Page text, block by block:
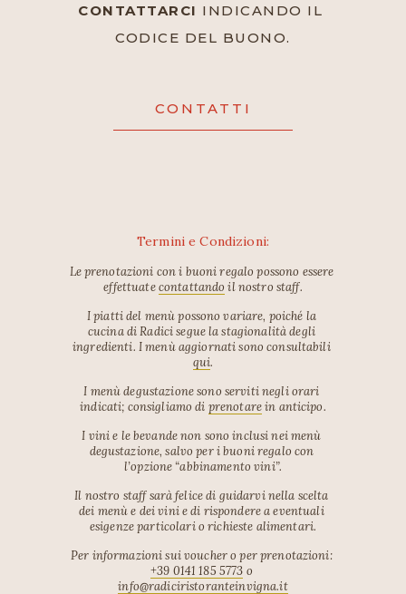
CONTATTARCI INDICANDO IL
CODICE DEL BUONO.
CONTATTI
Termini e Condizioni:
Le prenotazioni con i buoni regalo possono essere
effettuate contattando il nostro staff.
I piatti del menù possono variare, poiché la
cucina di Radici segue la stagionalità degli
ingredienti. I menù aggiornati sono consultabili
qui.
I menù degustazione sono serviti negli orari
indicati; consigliamo di prenotare in anticipo.
I vini e le bevande non sono inclusi nei menù
degustazione, salvo per i buoni regalo con
l’opzione “abbinamento vini”.
Il nostro staff sarà felice di guidarvi nella scelta
dei menù e dei vini e di rispondere a eventuali
esigenze particolari o richieste alimentari.
Per informazioni sui voucher o per prenotazioni:
+39 0141 185 5773
info@radiciristoranteinvigna.it